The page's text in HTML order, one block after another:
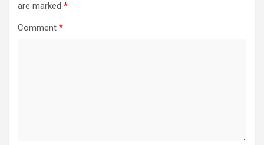
are marked *
Comment *